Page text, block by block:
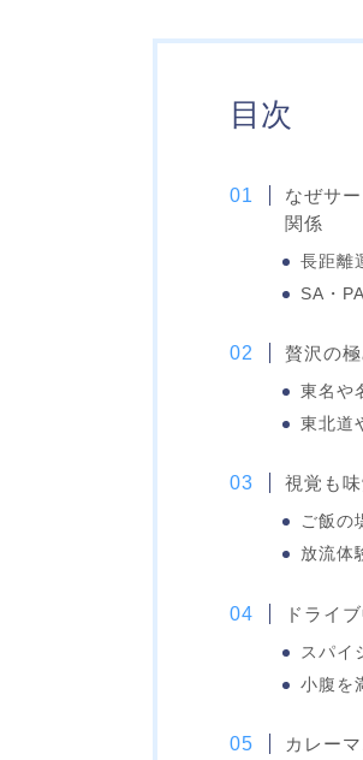
目次
なぜサ
関係
長距離
SA・
贅沢の
東名や
東北道
視覚も
ご飯の
放流体
ドライ
スパイ
小腹を
カレー